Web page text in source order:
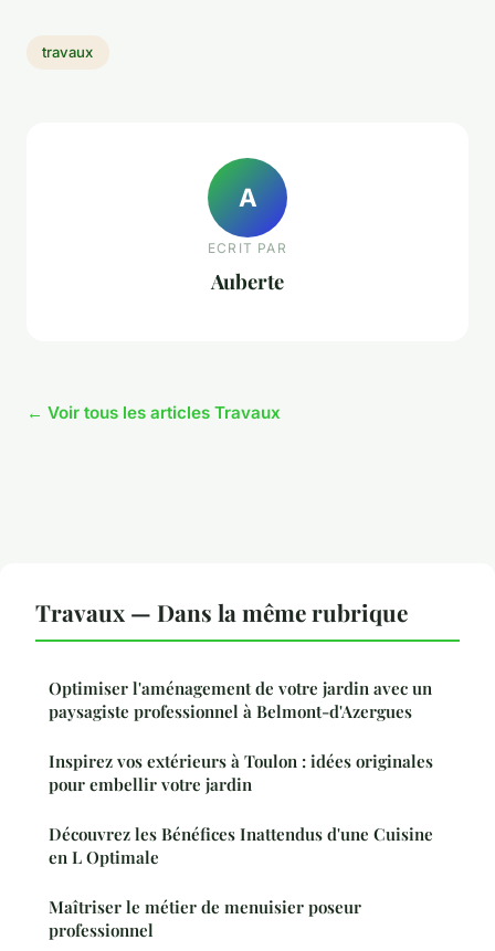
travaux
A
ECRIT PAR
Auberte
← Voir tous les articles Travaux
Travaux — Dans la même rubrique
Optimiser l'aménagement de votre jardin avec un
paysagiste professionnel à Belmont-d'Azergues
Inspirez vos extérieurs à Toulon : idées originales
pour embellir votre jardin
Découvrez les Bénéfices Inattendus d'une Cuisine
en L Optimale
Maîtriser le métier de menuisier poseur
professionnel